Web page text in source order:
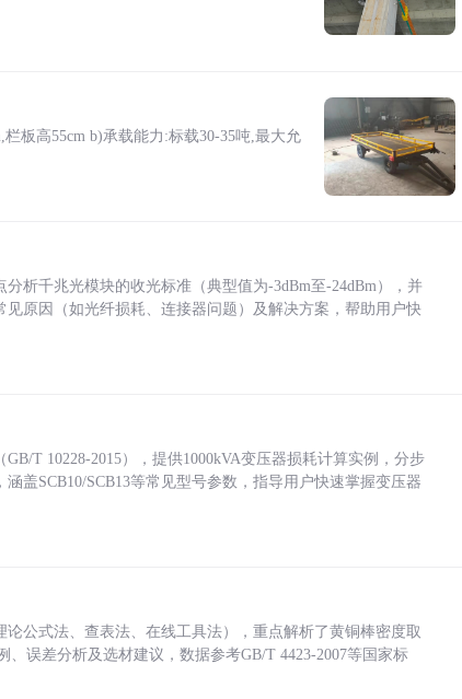
板高55cm b)承载能力:标载30-35吨,最大允
析千兆光模块的收光标准（典型值为-3dBm至-24dBm），并
原因（如光纤损耗、连接器问题）及解决方案，帮助用户快
T 10228-2015），提供1000kVA变压器损耗计算实例，分步
盖SCB10/SCB13等常见型号参数，指导用户快速掌握变压器
公式法、查表法、在线工具法），重点解析了黄铜棒密度取
误差分析及选材建议，数据参考GB/T 4423-2007等国家标